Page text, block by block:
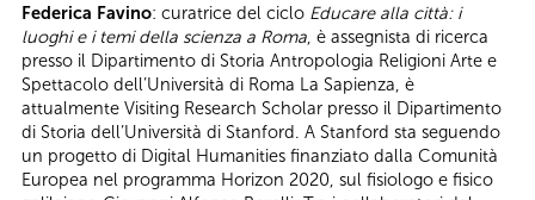
Federica Favino: curatrice del ciclo Educare alla città: i
luoghi e i temi della scienza a Roma , è assegnista di ricerca
presso il Dipartimento di Storia Antropologia Religioni Arte e
Spettacolo dell’Università di Roma La Sapienza, è
attualmente Visiting Research Scholar presso il Dipartimento
di Storia dell’Università di Stanford. A Stanford sta seguendo
un progetto di Digital Humanities finanziato dalla Comunità
Europea nel programma Horizon 2020, sul fisiologo e fisico